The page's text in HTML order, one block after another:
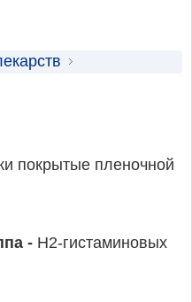
покрытые пленочной
- H2-гистаминовых